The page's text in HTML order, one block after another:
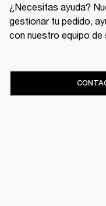
¿Necesitas ayuda?
gestionar tu pedido,
con nuestro equipo de